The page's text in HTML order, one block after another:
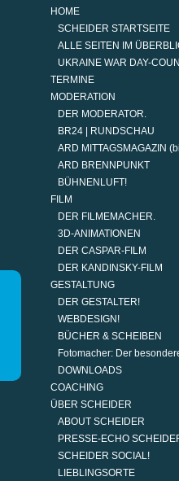
HOME
SCHEIDER STARTSEITE
ALLE SEITEN IM
UKRAINE WAR DAY-
TERMINE
MODERATION
DER MODERATOR.
BR24 | RUNDSCHAU
ARD MITTAGSMAGAZIN
ARD BRENNPUNKT
BÜHNENLUFT!
FILM
DER FILMEMACHER.
3D-ANIMATIONEN
DER CASPAR-FILM
DER KANDINSKY-FILM
GESTALTUNG
DER GESTALTER!
WEBDESIGN!
BÜCHER & SCHEIBEN
Fotomacher: Der
DOWNLOADS
COACHING
ÜBER SCHEIDER
ABOUT SCHEIDER
PRESSE-ECHO
SCHEIDER SOCIAL!
LIEBLINGSORTE